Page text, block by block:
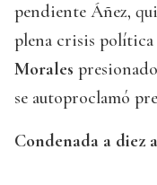
pendiente Áñez,
plena crisis
Morales
se autoproclamó
Condenada a diez